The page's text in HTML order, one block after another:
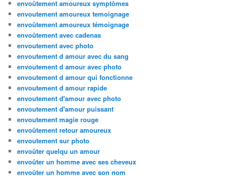
envoûtement amoureux symptômes
envoutement amoureux temoignage
envoûtement amoureux témoignage
envoûtement avec cadenas
envoutement avec photo
envoutement d amour avec du sang
envoutement d amour avec photo
envoutement d amour qui fonctionne
envoutement d amour rapide
envoutement d'amour avec photo
envoutement d'amour puissant
envoutement magie rouge
envoûtement retour amoureux
envoutement sur photo
envoûter quelqu un amour
envoûter un homme avec ses cheveux
envoûter un homme avec son nom